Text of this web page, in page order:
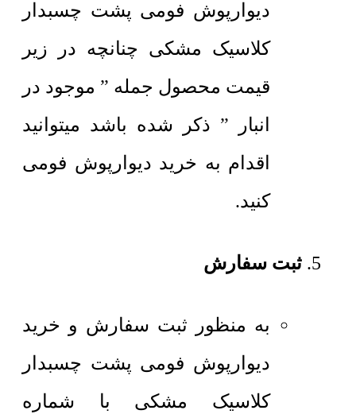
دیوارپوش فومی پشت چسبدار
کلاسیک مشکی چنانچه در زیر
قیمت محصول جمله ” موجود در
انبار ” ذکر شده باشد میتوانید
اقدام به خرید دیوارپوش فومی
کنید.
ثبت سفارش
به منظور ثبت سفارش و خرید
دیوارپوش فومی پشت چسبدار
کلاسیک مشکی با شماره